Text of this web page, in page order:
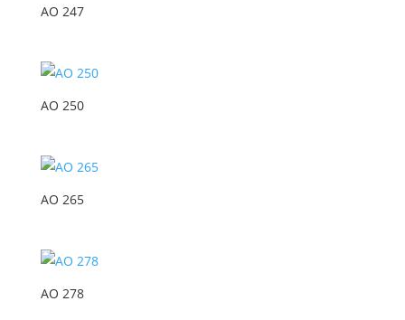
AO 247
AO 250
AO 265
AO 278